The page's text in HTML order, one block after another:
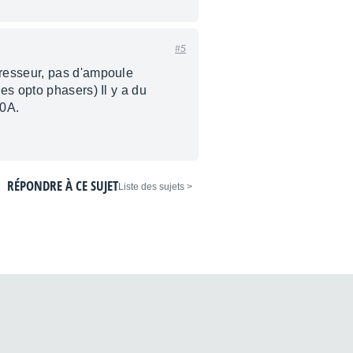
#5
pas d'ampoule
opto phasers) Il y a du
< Liste des sujets
RÉPONDRE À CE SUJET